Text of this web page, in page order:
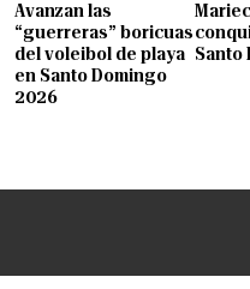
Avanzan las
“guerreras” boricuas
del voleibol de playa
en Santo Domingo
2026
Santo